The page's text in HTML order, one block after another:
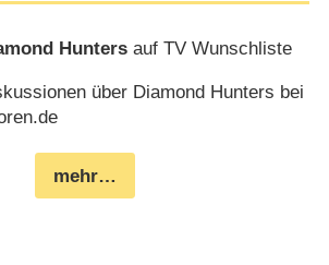
Hunters auf TV Wunschliste
über Diamond Hunters bei
mehr…